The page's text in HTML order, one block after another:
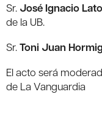
Sr. José Ignacio
de la UB.
Sr.Toni Juan
El acto será
de La Vanguardia